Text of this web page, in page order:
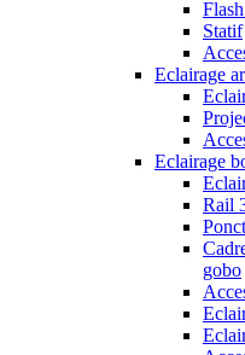
Statif
Eclairage
Eclairage
Rail
gobo